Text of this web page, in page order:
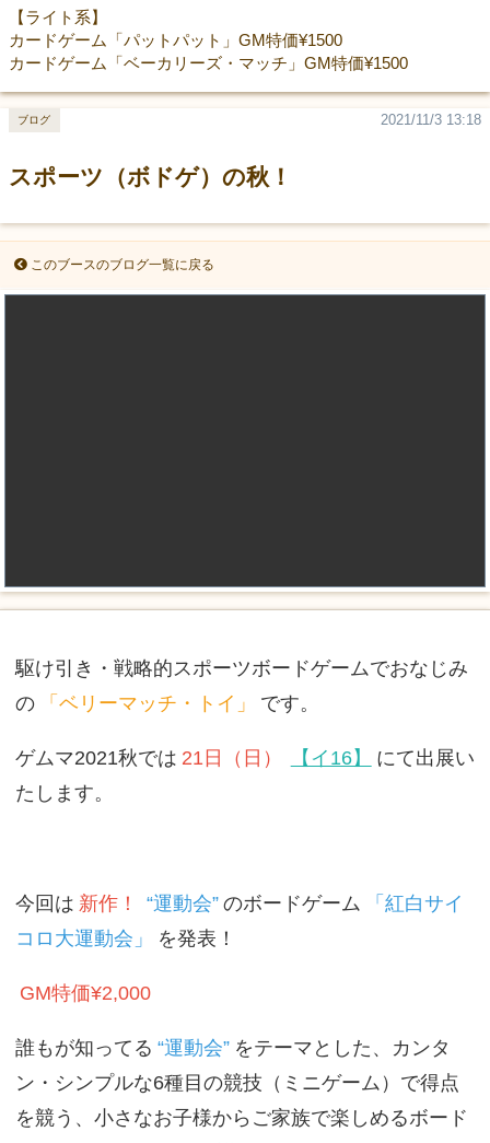
【ライト系】
カードゲーム「パットパット」GM特価¥1500
カードゲーム「ベーカリーズ・マッチ」GM特価¥1500
スポーツ（ボドゲ）の秋！
2021/11/3 13:18
ブログ
このブースのブログ一覧に戻る
駆け引き・戦略的スポーツボードゲームでおなじみ
の
「ベリーマッチ・トイ」 です。
ゲムマ2021秋では 21日（日） 【イ16】
にて出展い
たします。
今回は 新作！ “運動会” のボードゲーム
「紅白サイ
コロ大運動会」
を発表！
GM特価¥2,000
誰もが知ってる “運動会” をテーマとした、カンタ
ン・シンプルな6種目の競技（ミニゲーム）で得点
を競う、小さなお子様からご家族で楽しめるボード